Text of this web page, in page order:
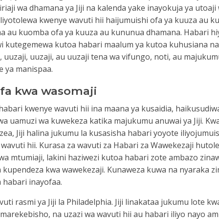
dhamana unawakilisha ustahiki
wa jumla na deni lingine linaloungwa mkono na
wa dhamana ya Jiji na kalenda yake inayokuja ya utoaji
kwenye wavuti hii haijumuishi ofa ya kuuza au
au kuomba ofa ya kuuza au kununua dhamana. Habari
kutegemewa kutoa habari maalum ya kutoa kuhusiana
uuzaji, uuzaji, au uuzaji tena wa vifungo, noti, au
ya manispaa.
kwa wasomaji
kwenye wavuti hii ina maana ya kusaidia,
uamuzi wa kuwekeza katika majukumu anuwai ya Jiji.
Jiji halina jukumu la kusasisha habari yoyote
hii. Kurasa za wavuti za Habari za Wawekezaji
mtumiaji, lakini haziwezi kutoa habari zote ambazo
kupendeza kwa wawekezaji. Kunaweza kuwa na nyaraka
habari inayofaa.
rasmi ya Jiji la Philadelphia. Jiji linakataa jukumu lote
na uzazi wa wavuti hii au habari iliyo nayo